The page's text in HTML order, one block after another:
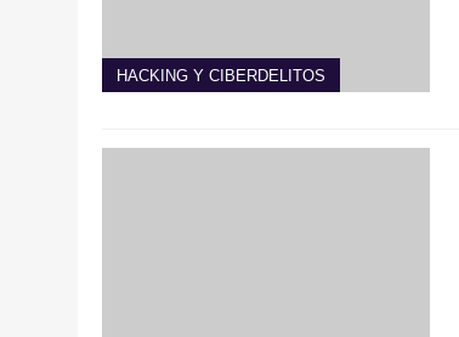
HACKING Y CIBERDELITOS